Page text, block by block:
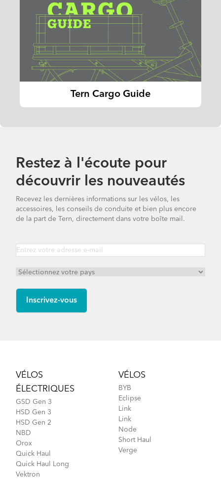
Tern Cargo Guide
Restez à l'écoute pour
découvrir les nouveautés
Recevez les dernières informations sur les vélos, les
accessoires, les conseils de conduite et bien plus encore
de la part de Tern, directement dans votre boîte mail.
VÉLOS
ÉLECTRIQUES
GSD Gen 3
HSD Gen 3
HSD Gen 2
NBD
Orox
Quick Haul
Quick Haul Long
Vektron
VÉLOS
BYB
Eclipse
Link
Link
Node
Short Haul
Verge